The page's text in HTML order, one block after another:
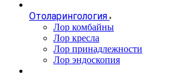
Отоларингология
Лор комбайны
Лор кресла
Лор принадлежности
Лор эндоскопия